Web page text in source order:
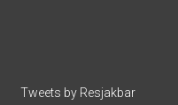
Tweets by Resjakbar